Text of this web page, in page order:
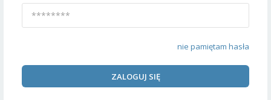
nie pamiętam hasła
ZALOGUJ SIĘ